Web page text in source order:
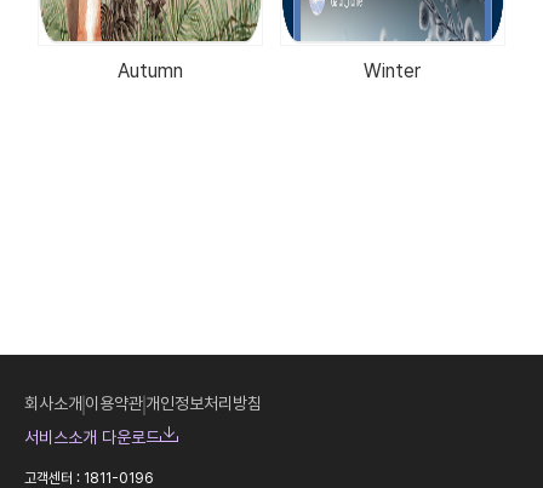
Autumn Winter
회사소개 이용약관개인정보처리방침
서비스소개 다운로드
고객센터 : 1811-0196